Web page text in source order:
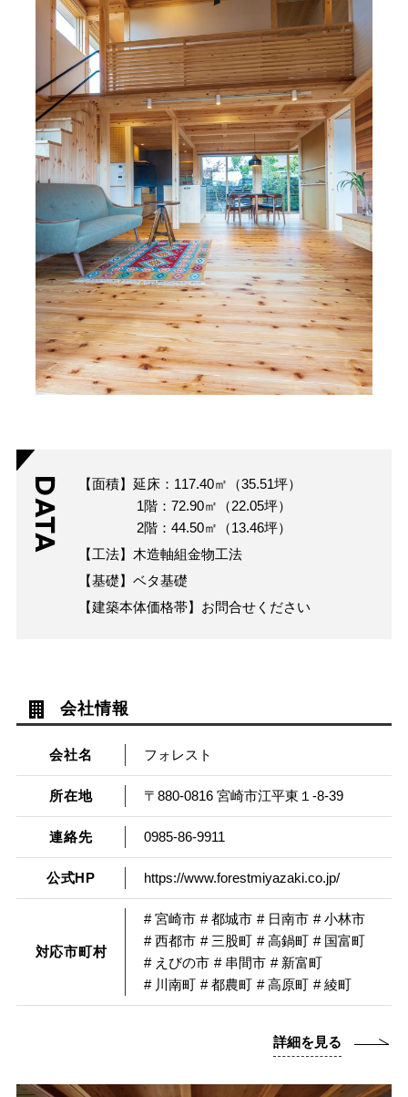
DATA
【面積】延床：117.40㎡（35.51坪）
1階：72.90㎡（22.05坪）
2階：44.50㎡（13.46坪）
【工法】木造軸組金物工法
【基礎】ベタ基礎
【建築本体価格帯】お問合せください
会社情報
会社名 フォレスト
所在地 〒880-0816 宮崎市江平東１-8-39
連絡先 0985-86-9911
公式HP https://www.forestmiyazaki.co.jp/
対応市町村
# 宮崎市 # 都城市 # 日南市 # 小林市
# 西都市 # 三股町 # 高鍋町 # 国富町
# えびの市 # 串間市 # 新富町
# 川南町 # 都農町 # 高原町 # 綾町
詳細を見る